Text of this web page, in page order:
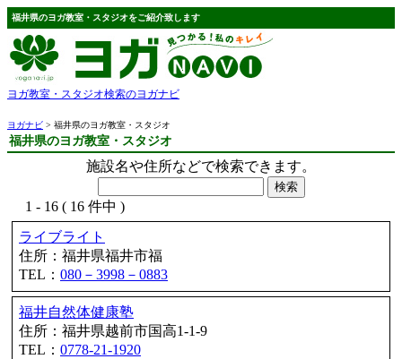
福井県のヨガ教室・スタジオをご紹介致します
ヨガ教室・スタジオ検索のヨガナビ
ヨガナビ > 福井県のヨガ教室・スタジオ
福井県のヨガ教室・スタジオ
施設名や住所などで検索できます。
1 - 16 ( 16 件中 )
ライブライト
住所：福井県福井市福
TEL： 080－3998－0883
福井自然体健康塾
住所：福井県越前市国高1-1-9
TEL： 0778-21-1920